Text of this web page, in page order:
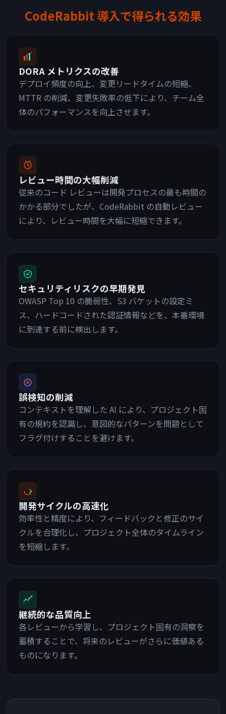
CodeRabbit 導入で得られる効果
DORA メトリクスの改善
デプロイ頻度の向上、変更リードタイムの短縮、
MTTR の削減、変更失敗率の低下により、チーム全
体のパフォーマンスを向上させます。
レビュー時間の大幅削減
従来のコード レビューは開発プロセスの最も時間の
かかる部分でしたが、CodeRabbit の自動レビュー
により、レビュー時間を大幅に短縮できます。
セキュリティリスクの早期発見
OWASP Top 10 の脆弱性、S3 バケットの設定ミ
ス、ハードコードされた認証情報などを、本番環境
に到達する前に検出します。
誤検知の削減
コンテキストを理解した AI により、プロジェクト固
有の規約を認識し、意図的なパターンを問題として
フラグ付けすることを避けます。
開発サイクルの高速化
効率性と精度により、フィードバックと修正のサイ
クルを合理化し、プロジェクト全体のタイムライン
を短縮します。
継続的な品質向上
各レビューから学習し、プロジェクト固有の洞察を
蓄積することで、将来のレビューがさらに価値ある
ものになります。